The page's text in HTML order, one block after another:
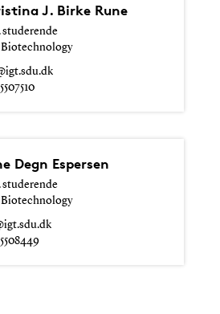
J. Birke Rune
studerende
Biotechnology
Degn Espersen
studerende
Biotechnology